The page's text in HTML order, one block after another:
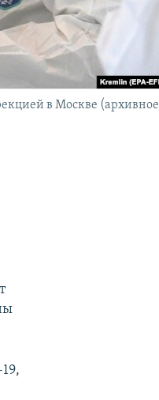
в Москве (архивное